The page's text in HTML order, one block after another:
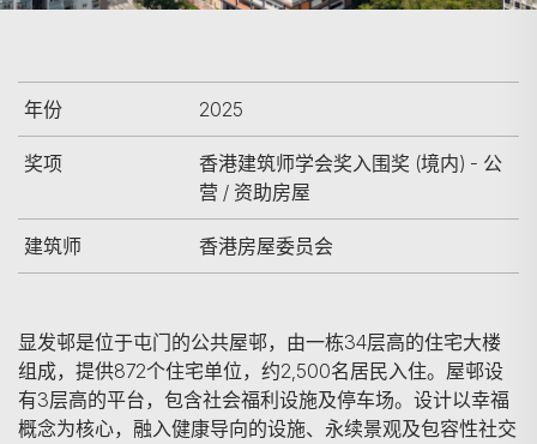
年份 2025
奖项
香港建筑师学会奖入围奖 (境内) - 公
营 / 资助房屋
建筑师 香港房屋委员会
显发邨是位于屯门的公共屋邨，由一栋34层高的住宅大楼
组成，提供872个住宅单位，约2,500名居民入住。屋邨设
有3层高的平台，包含社会福利设施及停车场。设计以幸福
概念为核心，融入健康导向的设施、永续景观及包容性社交